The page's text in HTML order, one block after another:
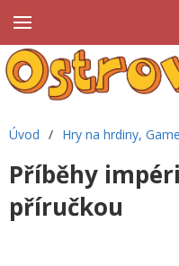
Úvod / Hry na hrdiny,
Příběhy
příručkou